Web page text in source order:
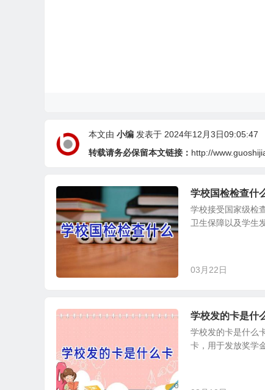
本文由 小编 发表于 2024年12月3日09:05:47
转载请务必保留本文链接： http://
学校国检检查什
学校接受国家级检
卫生保障以及学生
03月22日
学校发的卡是什
学校发的卡是什么
卡，用于发放奖学